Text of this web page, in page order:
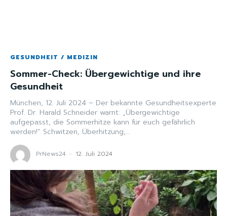
GESUNDHEIT / MEDIZIN
Sommer-Check: Übergewichtige und ihre
Gesundheit
München, 12. Juli 2024 – Der bekannte Gesundheitsexperte
Prof. Dr. Harald Schneider warnt: „Übergewichtige
aufgepasst, die Sommerhitze kann für euch gefährlich
werden!“ Schwitzen, Überhitzung,...
PrNews24 - 12. Juli 2024